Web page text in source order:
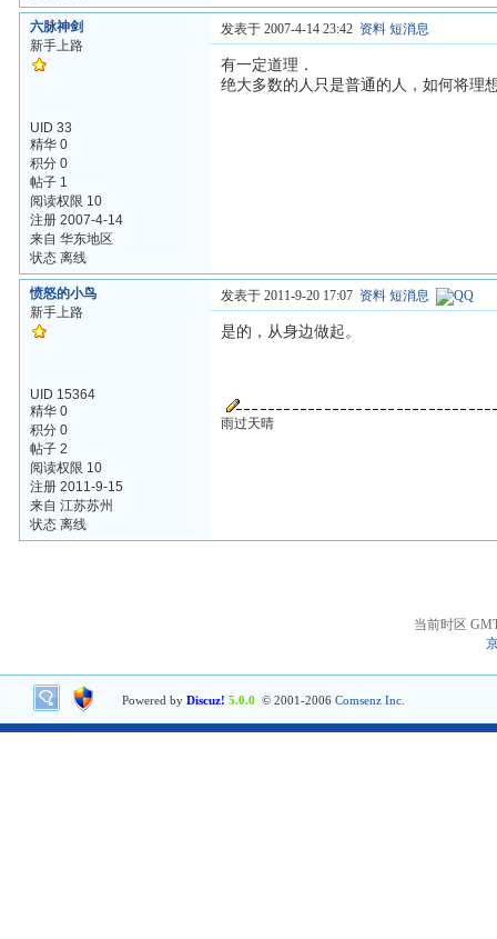
六脉神剑
新手上路
UID 33
精华 0
积分 0
帖子 1
阅读权限 10
注册 2007-4-14
来自 华东地区
状态 离线
发表于 2007-4-14 23:42 资料 短消息
有一定道理．
绝大多数的人只是普通的人，如何将理
愤怒的小鸟
新手上路
UID 15364
精华 0
积分 0
帖子 2
阅读权限 10
注册 2011-9-15
来自 江苏苏州
状态 离线
发表于 2011-9-20 17:07 资料 短消息
是的，从身边做起。
雨过天晴
当前时区
Powered by Discuz! 5.0.0 © 2001-2006 Comsenz Inc.